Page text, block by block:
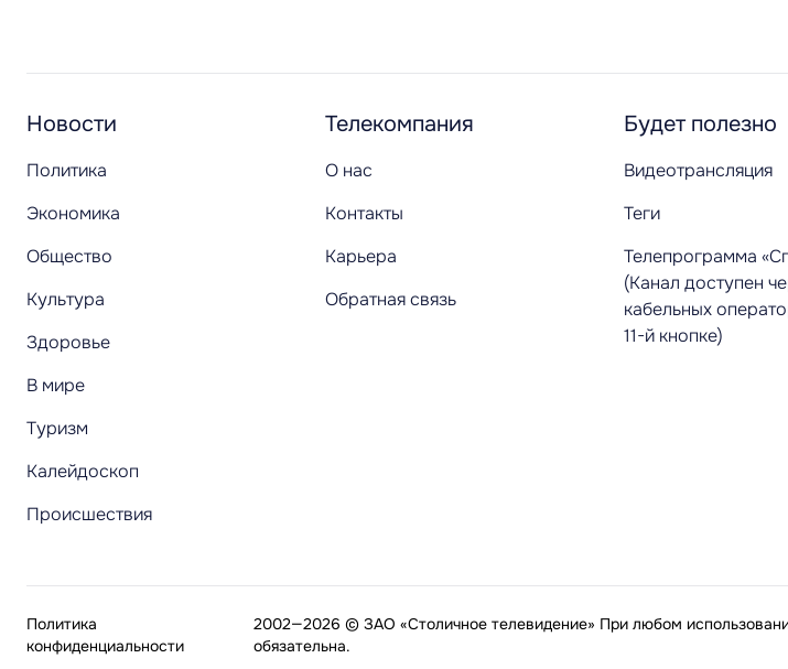
Новости
Политика
Экономика
Общество
Культура
Здоровье
В мире
Туризм
Калейдоскоп
Происшествия
Телекомпания
О нас
Контакты
Карьера
Обратная связь
Будет полезно
Видеотрансляция
Теги
Телепрограмма
(Канал доступен
кабельных
11-й кнопке)
2002—2026 © ЗАО «Столичное телевидение» При любом
обязательна.
Политика
конфиденциальности